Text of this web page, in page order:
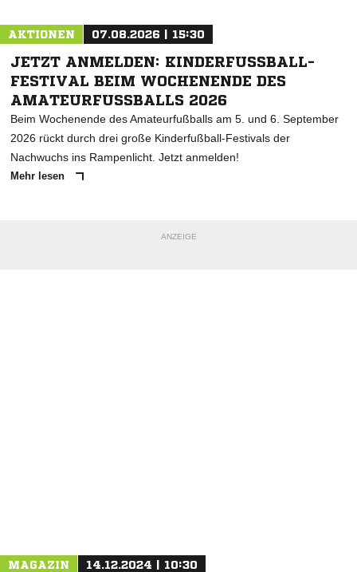
AKTIONEN 07.08.2026 | 15:30
JETZT ANMELDEN: KINDERFUSSBALL-F
ESTIVAL BEIM WOCHENENDE DES A
MATEURFUSSBALLS 2026
Beim Wochenende des Amateurfußballs am 5. und 6. September
2026 rückt durch drei große Kinderfußball-Festivals der
Nachwuchs ins Rampenlicht. Jetzt anmelden!
Mehr lesen
ANZEIGE
MAGAZIN 14.12.2024 | 10:30